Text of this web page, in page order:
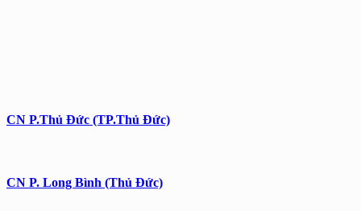
CN P.Thủ Đức (TP.Thủ Đức)
CN P. Long Bình (Thủ Đức)